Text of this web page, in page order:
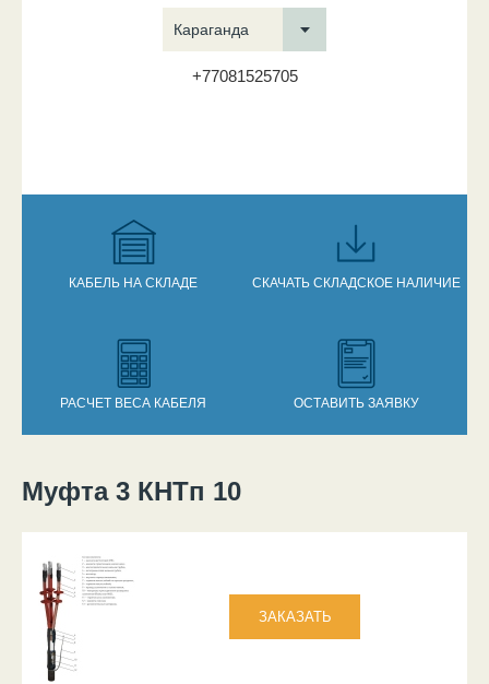
Караганда
+77081525705
КАБЕЛЬ НА СКЛАДЕ СКАЧАТЬ СКЛАДСКОЕ НАЛИЧИЕ
РАСЧЕТ ВЕСА КАБЕЛЯ ОСТАВИТЬ ЗАЯВКУ
Вы здесь
Муфта 3 КНТп 10